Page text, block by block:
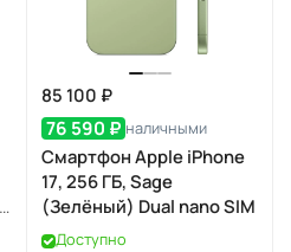
85 100 ₽
76 590 ₽ наличными
Смартфон Apple iPhone
17, 256 ГБ, Sage
(Зелёный) Dual nano SIM
Доступно